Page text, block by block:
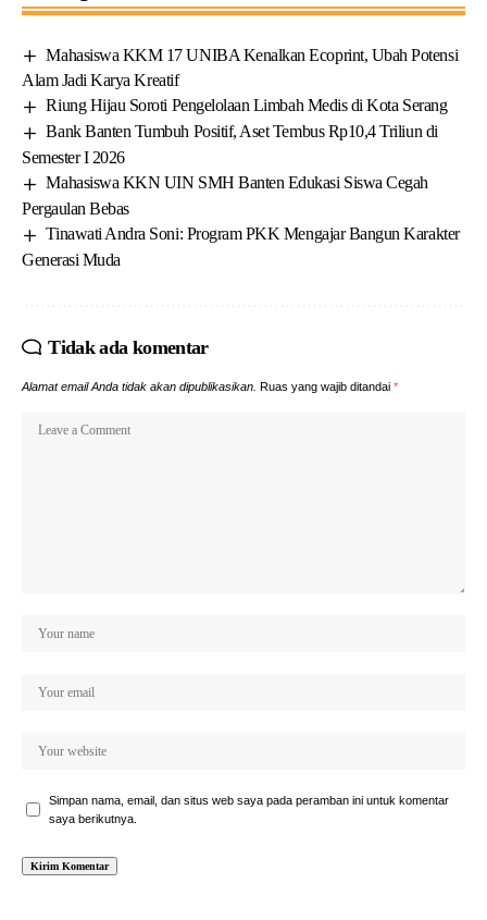
Mahasiswa KKM 17 UNIBA Kenalkan Ecoprint, Ubah Potensi
Alam Jadi Karya Kreatif
Riung Hijau Soroti Pengelolaan Limbah Medis di Kota Serang
Bank Banten Tumbuh Positif, Aset Tembus Rp10,4 Triliun di
Semester I 2026
Mahasiswa KKN UIN SMH Banten Edukasi Siswa Cegah
Pergaulan Bebas
Tinawati Andra Soni: Program PKK Mengajar Bangun Karakter
Generasi Muda
Tidak ada komentar
Alamat email Anda tidak akan dipublikasikan. Ruas yang wajib ditandai *
Simpan nama, email, dan situs web saya pada peramban ini untuk komentar
saya berikutnya.